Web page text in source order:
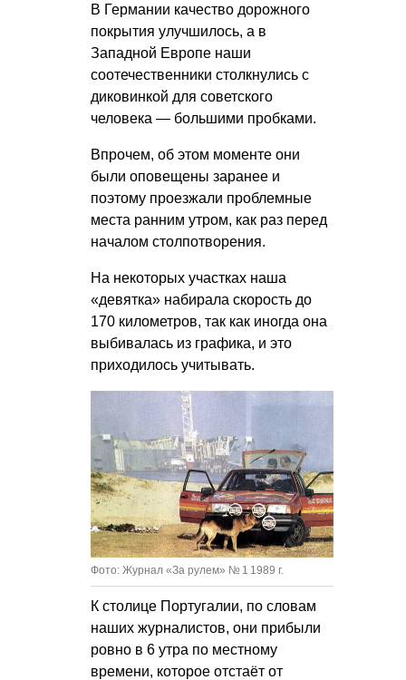
В Германии качество дорожного
покрытия улучшилось, а в
Западной Европе наши
соотечественники столкнулись с
диковинкой для советского
человека — большими пробками.
Впрочем, об этом моменте они
были оповещены заранее и
поэтому проезжали проблемные
места ранним утром, как раз перед
началом столпотворения.
На некоторых участках наша
«девятка» набирала скорость до
170 километров, так как иногда она
выбивалась из графика, и это
приходилось учитывать.
Фото: Журнал «За рулем» № 1 1989 г.
К столице Португалии, по словам
наших журналистов, они прибыли
ровно в 6 утра по местному
времени, которое отстаёт от